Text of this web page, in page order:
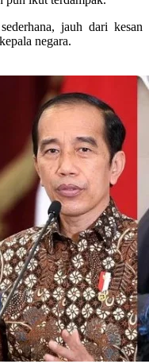
jauh dari kesan
negara.